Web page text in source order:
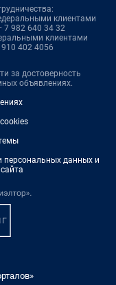
клиентами
7 982 640 34 32
клиентами
402 4056
за достоверность
объявлениях.
персональных данных и